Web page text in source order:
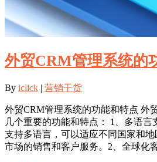
外贸CRM管理系统的
By iclick | 营销干货
外贸CRM管理系统的功能和特点 外
几个重要的功能和特点： 1、多语
支持多语言，可以适应不同国家和
市场的销售和客户服务。2、全球化